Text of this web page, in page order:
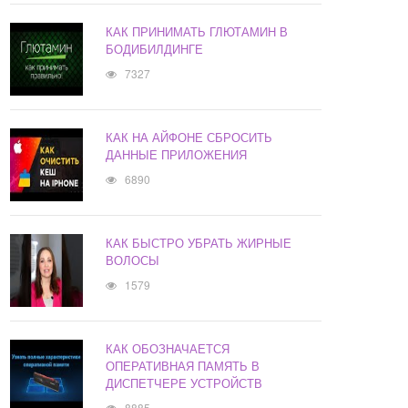
КАК ПРИНИМАТЬ ГЛЮТАМИН В
БОДИБИЛДИНГЕ
7327
КАК НА АЙФОНЕ СБРОСИТЬ
ДАННЫЕ ПРИЛОЖЕНИЯ
6890
КАК БЫСТРО УБРАТЬ ЖИРНЫЕ
ВОЛОСЫ
1579
КАК ОБОЗНАЧАЕТСЯ
ОПЕРАТИВНАЯ ПАМЯТЬ В
ДИСПЕТЧЕРЕ УСТРОЙСТВ